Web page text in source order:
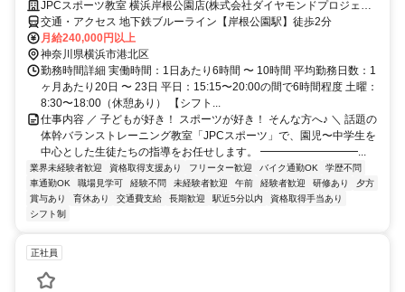
JPCスポーツ教室 横浜岸根公園店(株式会社ダイヤモンドプロジェク
ト)
交通・アクセス 地下鉄ブルーライン【岸根公園駅】徒歩2分
月給240,000円以上
神奈川県横浜市港北区
勤務時間詳細 実働時間：1日あたり6時間 〜 10時間 平均勤務日数：1
ヶ月あたり20日 〜 23日 平日：15:15〜20:00の間で6時間程度 土曜：
8:30〜18:00（休憩あり） 【シフト...
仕事内容 ／ 子どもが好き！ スポーツが好き！ そんな方へ♪ ＼ 話題の
体幹バランストレーニング教室「JPCスポーツ」で、園児〜中学生を
中心とした生徒たちの指導をお任せします。 ━━━━━━━━━...
業界未経験者歓迎 資格取得支援あり フリーター歓迎 バイク通勤OK
学歴不問
車通勤OK
職場見学可 経験不問 未経験者歓迎 午前 経験者歓迎 研修あり
夕方
賞与あり
育休あり 交通費支給 長期歓迎 駅近5分以内
資格取得手当あり
シフト制
正社員